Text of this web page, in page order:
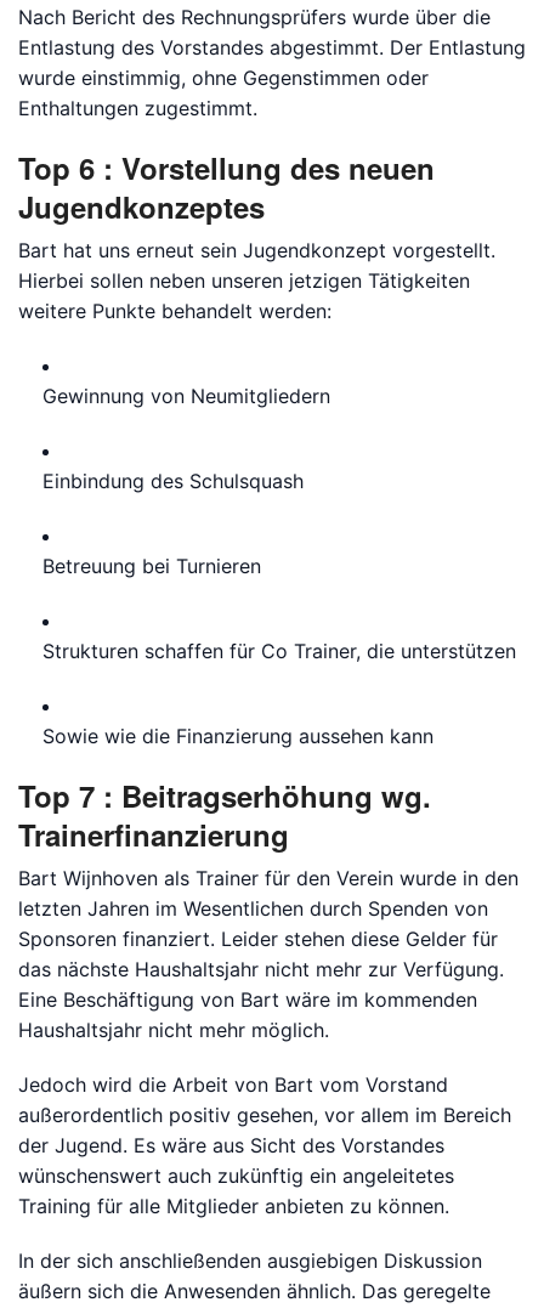
Nach Bericht des Rechnungsprüfers wurde über die
Entlastung des Vorstandes abgestimmt. Der Entlastung
wurde einstimmig, ohne Gegenstimmen oder
Enthaltungen zugestimmt.
Top 6 : Vorstellung des neuen
Jugendkonzeptes
Bart hat uns erneut sein Jugendkonzept vorgestellt.
Hierbei sollen neben unseren jetzigen Tätigkeiten
weitere Punkte behandelt werden:
Gewinnung von Neumitgliedern
Einbindung des Schulsquash
Betreuung bei Turnieren
Strukturen schaffen für Co Trainer, die unterstützen
Sowie wie die Finanzierung aussehen kann
Top 7 : Beitragserhöhung wg.
Trainerfinanzierung
Bart Wijnhoven als Trainer für den Verein wurde in den
letzten Jahren im Wesentlichen durch Spenden von
Sponsoren finanziert. Leider stehen diese Gelder für
das nächste Haushaltsjahr nicht mehr zur Verfügung.
Eine Beschäftigung von Bart wäre im kommenden
Haushaltsjahr nicht mehr möglich.
Jedoch wird die Arbeit von Bart vom Vorstand
außerordentlich positiv gesehen, vor allem im Bereich
der Jugend. Es wäre aus Sicht des Vorstandes
wünschenswert auch zukünftig ein angeleitetes
Training für alle Mitglieder anbieten zu können.
In der sich anschließenden ausgiebigen Diskussion
äußern sich die Anwesenden ähnlich. Das geregelte